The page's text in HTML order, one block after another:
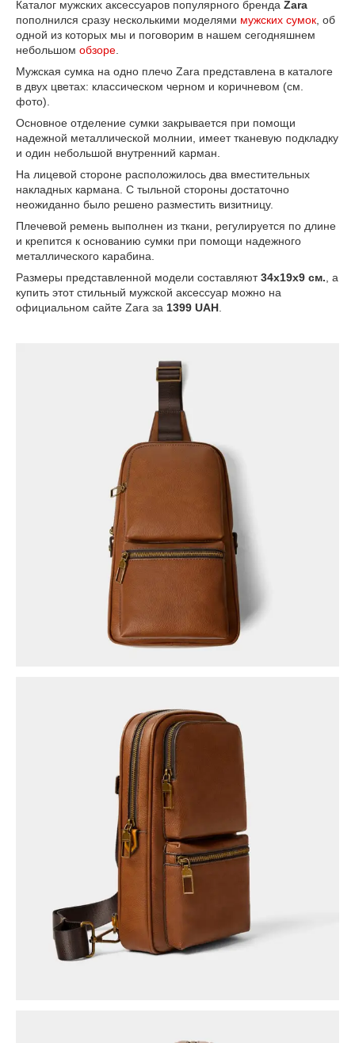
Каталог мужских аксессуаров популярного бренда Zara
пополнился сразу несколькими моделями мужских сумок , об
одной из которых мы и поговорим в нашем сегодняшнем
небольшом обзоре
Мужская сумка на одно плечо Zara представлена в каталоге
в двух цветах: классическом черном и коричневом (см.
фото).
Основное отделение сумки закрывается при помощи
надежной металлической молнии, имеет тканевую подкладку
и один небольшой внутренний карман.
На лицевой стороне расположилось два вместительных
накладных кармана. С тыльной стороны достаточно
неожиданно было решено разместить визитницу.
Плечевой ремень выполнен из ткани, регулируется по длине
и крепится к основанию сумки при помощи надежного
металлического карабина.
Размеры представленной модели составляют34x19x9 см. , а
купить этот стильный мужской аксессуар можно на
официальном сайте Zara за 1399 UAH